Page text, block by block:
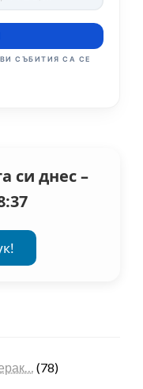
СЪБИТИЯ СА СЕ
си днес –
(78)